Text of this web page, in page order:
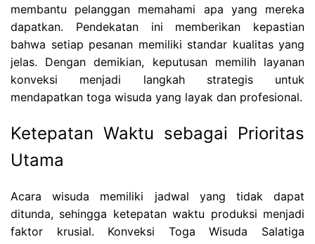
membantu pelanggan memahami apa yang mereka
dapatkan. Pendekatan ini memberikan kepastian
bahwa setiap pesanan memiliki standar kualitas yang
jelas. Dengan demikian, keputusan memilih layanan
konveksi menjadi langkah strategis untuk
mendapatkan toga wisuda yang layak dan profesional.
Ketepatan Waktu sebagai Prioritas
Utama
Acara wisuda memiliki jadwal yang tidak dapat
ditunda, sehingga ketepatan waktu produksi menjadi
faktor krusial. Konveksi Toga Wisuda Salatiga